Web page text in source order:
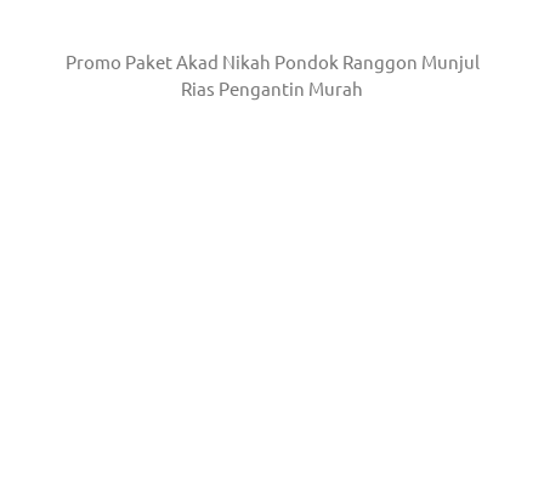
Promo Paket Akad Nikah Pondok Ranggon Munjul
Rias Pengantin Murah